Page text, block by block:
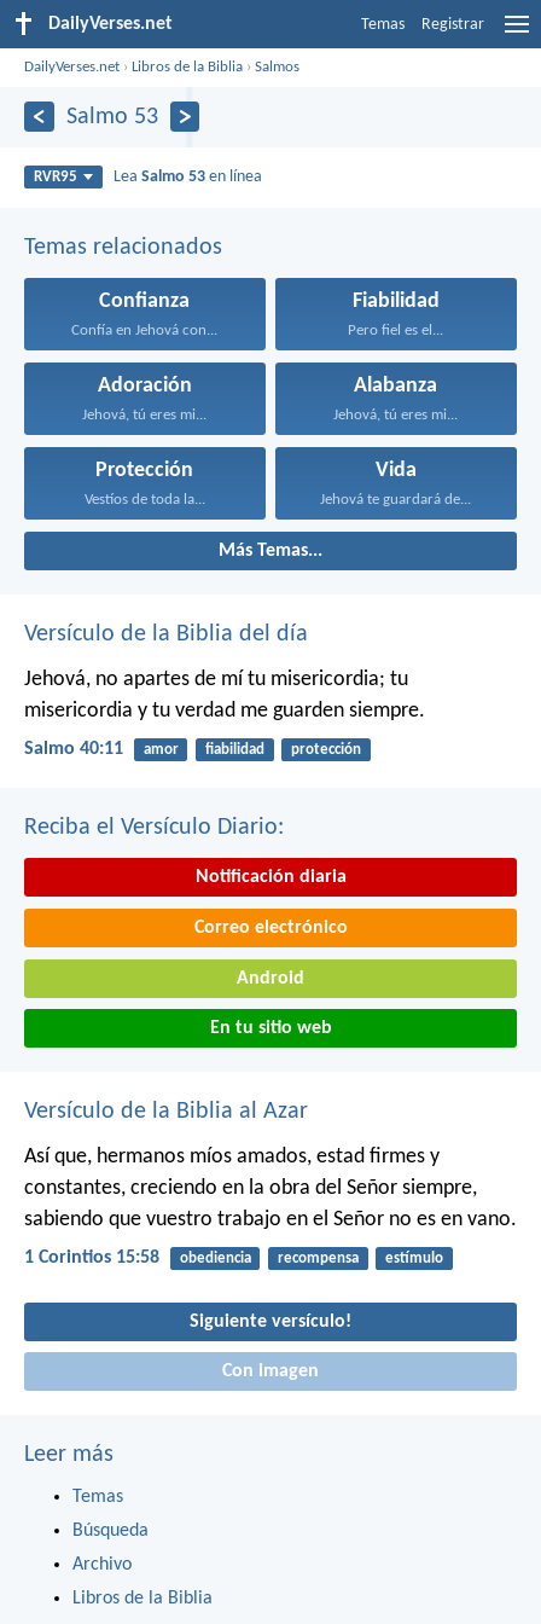
DailyVerses.net Temas Registrar
DailyVerses.net ›Libros de la Biblia ›Salmos
Salmo 53
RVR95 LeaSalmo 53 en línea
Temas relacionados
Confianza
Confía en Jehová con...
Fiabilidad
Pero fiel es el...
Adoración
Jehová, tú eres mi...
Alabanza
Jehová, tú eres mi...
Protección
Vestíos de toda la...
Vida
Jehová te guardará de...
Más Temas...
Versículo de la Biblia del día
Jehová, no apartes de mí tu misericordia; tu
misericordia y tu verdad me guarden siempre.
Salmo 40:11 amor fiabilidad protección
Reciba el Versículo Diario:
Notificación diaria
Correo electrónico
Android
En tu sitio web
Versículo de la Biblia al Azar
Así que, hermanos míos amados, estad firmes y
constantes, creciendo en la obra del Señor siempre,
sabiendo que vuestro trabajo en el Señor no es en vano.
1 Corintios 15:58 obediencia recompensa estímulo
Siguiente versículo!
Con imagen
Leer más
Temas
Búsqueda
Archivo
Libros de la Biblia